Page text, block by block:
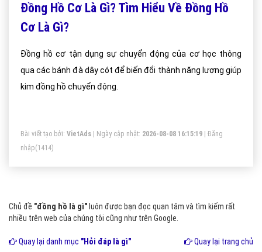
Đồng Hồ Cơ Là Gì? Tìm Hiểu Về Đồng Hồ
Cơ Là Gì?
Đồng hồ cơ tận dụng sự chuyển động của cơ học thông
qua các bánh đà dây cót để biến đổi thành năng lượng giúp
kim đồng hồ chuyển động.
Bài viết tạo bởi: VietAds | Ngày cập nhật: 2026-08-08 16:15:19
Đăng
nhập(1414)
Chủ đề "đồng hồ là gì" luôn được bạn đọc quan tâm và tìm kiếm rất
nhiều trên web của chúng tôi cũng như trên Google.
Quay lại danh mục "Hỏi đáp là gì" Quay lại trang chủ